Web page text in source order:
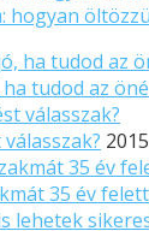
hogyan
ha tudod az
35 év